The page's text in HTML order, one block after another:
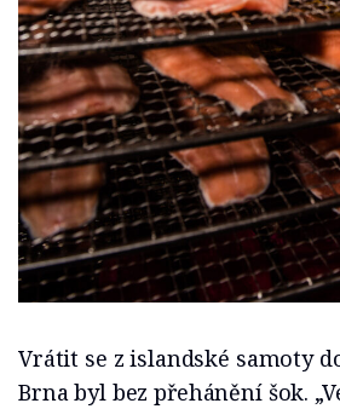
Vrátit se z islandské samoty
Brna byl bez přehánění šok.